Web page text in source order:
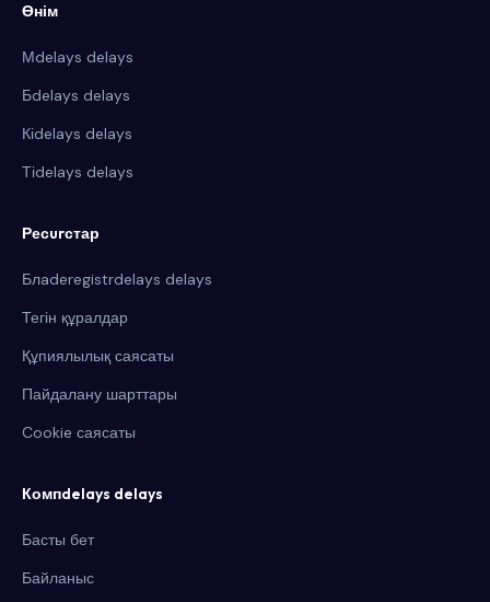
Өнім
Мdelays delays
Бdelays delays
Кіdelays delays
Тіdelays delays
Ресurстар
Блaderegistrdelays delays
Тегін құралдар
Құпиялылық саясаты
Пайдалану шарттары
Cookie саясаты
Компdelays delays
Басты бет
Байланыс